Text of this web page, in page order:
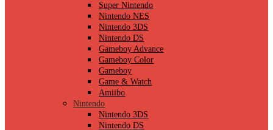
Super Nintendo
Nintendo NES
Nintendo 3DS
Nintendo DS
Gameboy Advance
Gameboy Color
Gameboy
Game & Watch
Amiibo
Nintendo
Nintendo 3DS
Nintendo DS